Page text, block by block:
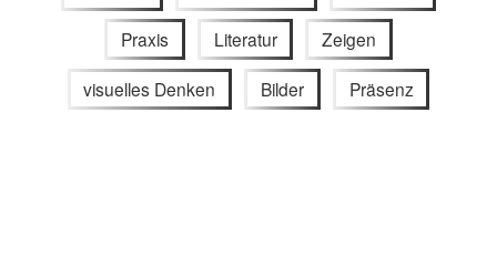
Praxis Literatur Zeigen
visuelles Denken Bilder Präsenz